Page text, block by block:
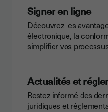
Signer en ligne
Découvrez les
électronique, la
simplifier vos
Actualités et
Restez informé des
juridiques et